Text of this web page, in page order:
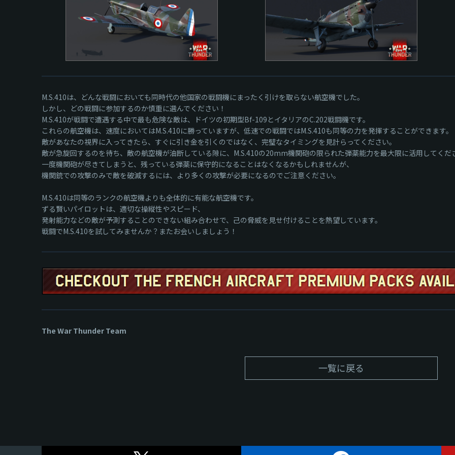
M.S.410は、どんな戦闘においても同時代の他国家の戦闘機にまったく引けを取らない航空機でした。
しかし、どの戦闘に参加するのか慎重に選んでください！
M.S.410が戦闘で遭遇する中で最も危険な敵は、ドイツの初期型Bf-109とイタリアのC.202戦闘機です。
これらの航空機は、速度においてはM.S.410に勝っていますが、低速での戦闘ではM.S.410も同等の力を発揮することができます。
敵があなたの視界に入ってきたら、すぐに引き金を引くのではなく、完璧なタイミングを見計らってください。
敵が急旋回するのを待ち、敵の航空機が油断している隙に、M.S.410の20mm機関砲の限られた弾薬能力を最大限に活用してくだ
一度機関砲が尽きてしまうと、残っている弾薬に保守的になることはなくなるかもしれませんが、
機関銃での攻撃のみで敵を破滅するには、より多くの攻撃が必要になるのでご注意ください。
M.S.410は同等のランクの航空機よりも全体的に有能な航空機です。
ずる賢いパイロットは、適切な操縦性やスピード、
発射能力などの敵が予測することのできない組み合わせで、己の脅威を見せ付けることを熱望しています。
戦闘でM.S.410を試してみませんか？またお会いしましょう！
The War Thunder Team
一覧に戻る